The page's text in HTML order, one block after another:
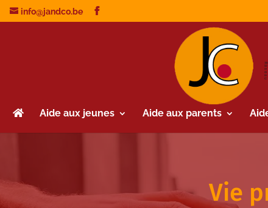
info@jandco.be
Aide aux jeunes Aide aux parents
Vie